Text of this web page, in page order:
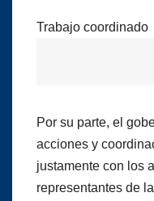
Trabajo coordinado
Por su parte, el
acciones y
justamente con los
representantes de